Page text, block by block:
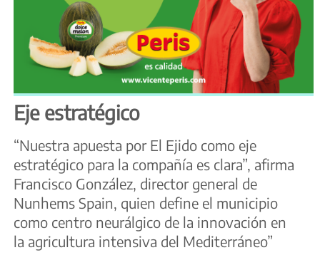
Eje estratégico
“Nuestra apuesta por El Ejido como eje
estratégico para la compañía es clara”, afirma
Francisco González, director general de
Nunhems Spain, quien define el municipio
como centro neurálgico de la innovación en
la agricultura intensiva del Mediterráneo”